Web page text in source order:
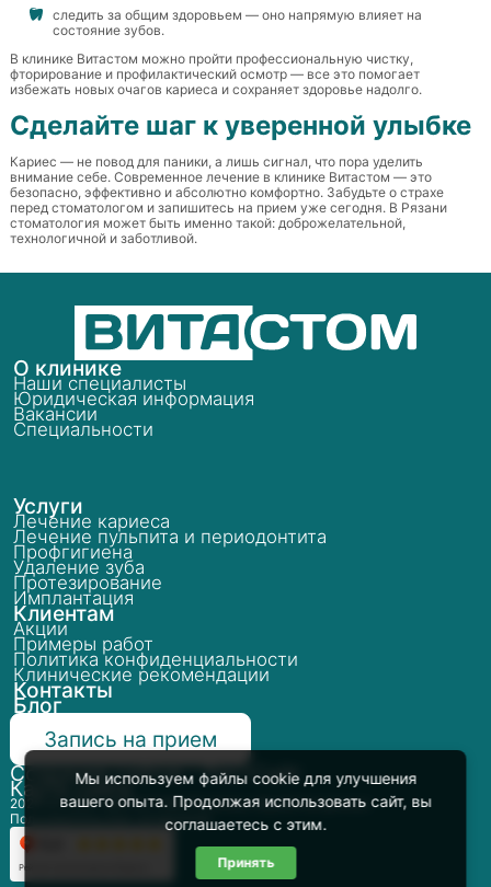
следить за общим здоровьем — оно напрямую влияет на
состояние зубов.
В клинике Витастом можно пройти профессиональную чистку,
фторирование и профилактический осмотр — все это помогает
избежать новых очагов кариеса и сохраняет здоровье надолго.
Сделайте шаг к уверенной улыбке
Кариес — не повод для паники, а лишь сигнал, что пора уделить
внимание себе. Современное лечение в клинике Витастом — это
безопасно, эффективно и абсолютно комфортно. Забудьте о страхе
перед стоматологом и запишитесь на прием уже сегодня. В Рязани
стоматология может быть именно такой: доброжелательной,
технологичной и заботливой.
О клинике
Наши специалисты
Юридическая информация
Вакансии
Специальности
Услуги
Лечение кариеса
Лечение пульпита и периодонтита
Профгигиена
Удаление зуба
Протезирование
Имплантация
Клиентам
Акции
Примеры работ
Политика конфиденциальности
Клинические рекомендации
Контакты
Блог
Запись на прием
Создание сайтов - РостСайт
Карта сайта
2026 (C) ООО «ВИТАСТОМ»Политика обработки данных
Пользовательское соглашение
Мы используем файлы cookie для улучшения
вашего опыта. Продолжая использовать сайт, вы
соглашаетесь с этим.
Принять